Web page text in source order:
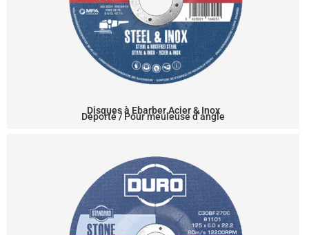
Disques à Ebarber Acier & Inox
Déporté / Pour meuleuse d’angle